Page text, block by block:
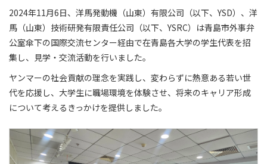
2024年11月6日、洋馬発動機（山東）有限公司（以下、YSD）、洋
馬（山東）技術研発有限責任公司（以下、YSRC）は青島市外事弁
公室傘下の国際交流センター経由で在青島各大学の学生代表を招
集し、見学・交流活動を行いました。
ヤンマーの社会貢献の理念を実践し、変わらずに熱意ある若い世
代を応援し、大学生に職場環境を体験させ、将来のキャリア形成
について考えるきっかけを提供しました。